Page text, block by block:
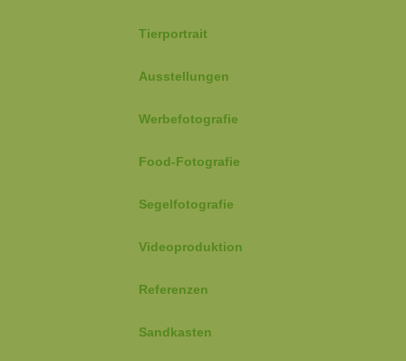
Tierportrait
Ausstellungen
Werbefotografie
Food-Fotografie
Segelfotografie
Videoproduktion
Referenzen
Sandkasten